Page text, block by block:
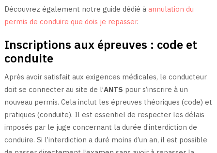
Découvrez également notre guide dédié à annulation du
permis de conduire que dois je repasser.
Inscriptions aux épreuves : code et
conduite
Après avoir satisfait aux exigences médicales, le conducteur
doit se connecter au site de l’ANTS pour s’inscrire à un
nouveau permis. Cela inclut les épreuves théoriques (code) et
pratiques (conduite). Il est essentiel de respecter les délais
imposés par le juge concernant la durée d’interdiction de
conduire. Si l’interdiction a duré moins d’un an, il est possible